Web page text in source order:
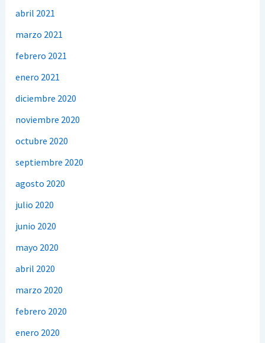
abril 2021
marzo 2021
febrero 2021
enero 2021
diciembre 2020
noviembre 2020
octubre 2020
septiembre 2020
agosto 2020
julio 2020
junio 2020
mayo 2020
abril 2020
marzo 2020
febrero 2020
enero 2020